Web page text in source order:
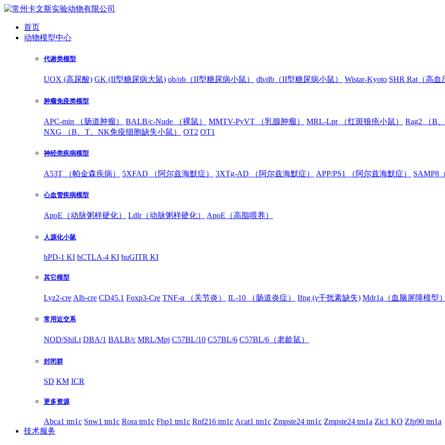
首页
动物模型中心
代谢类模型
UOX (高尿酸) GK (II型糖尿病大鼠) ob/ob（II型糖尿病小鼠） db/db（II型糖尿病小鼠） Wistar-Kyoto SHR Rat（高血
肿瘤免疫类模型
APC-min （肠道肿瘤） BALB/c-Nude （裸鼠） MMTV-PyVT （乳腺肿瘤） MRL-Lpr （红斑狼疮小鼠） Rag2 （B
NXG （B、T、NK免疫细胞缺失小鼠）
OT2 OT1
神经类疾病模型
A53T （帕金森疾病） 5XFAD （阿尔兹海默症） 3XTg-AD （阿尔兹海默症） APP/PS1 （阿尔兹海默症） SAMP8
心血管疾病模型
ApoE（动脉粥样硬化） Ldlr（动脉粥样硬化） ApoE（高脂喂养）
人源化小鼠
hPD-1 KI hCTLA-4 KI huGITR KI
其它模型
Lyz2-cre Alb-cre CD45.1 Foxp3-Cre TNF-α （关节炎） IL-10 （肠道炎症） Ifng (γ干扰素缺失) Mdr1a（血脑屏障模型）
常用近交系
NOD/ShiLt DBA/1 BALB/c MRL/Mpj C57BL/10 C57BL/6 C57BL/6（老龄鼠）
封闭群
SD KM ICR
更多资源
Abca1 tm1c Snw1 tm1c Rora tm1c Fbp1 tm1c Rnf216 tm1c Acat1 tm1c Zmpste24 tm1c Zmpste24 tm1a Zic1 KO Zfp90 tm1a
技术服务